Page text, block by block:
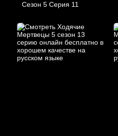
Сезон 5 Серия 11